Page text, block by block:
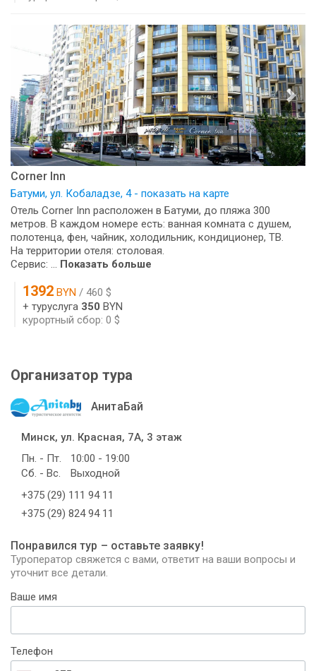
Corner Inn
Батуми, ул. Кобаладзе, 4 - показать на карте
Отель Corner Inn расположен в Батуми, до пляжа 300
метров. В каждом номере есть: ванная комната с душем,
полотенца, фен, чайник, холодильник, кондиционер, ТВ.
На территории отеля: столовая.
Сервис: ... Показать больше
1392 BYN / 460 $
+ туруслуга 350 BYN
курортный сбор: 0 $
Организатор тура
АнитаБай
Минск, ул. Красная, 7А, 3 этаж
Пн. - Пт.
10:00 - 19:00
Сб. - Вс.
Выходной
+375 (29) 111 94 11
+375 (29) 824 94 11
Понравился тур – оставьте заявку!
Туроператор свяжется с вами, ответит на ваши вопросы и
уточнит все детали.
Ваше имя
Телефон